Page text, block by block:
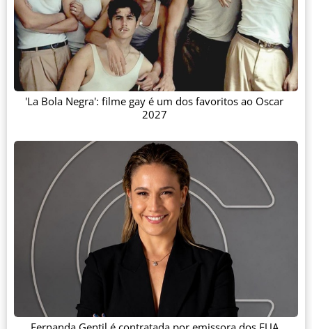
'La Bola Negra': filme gay é um dos favoritos ao Oscar
2027